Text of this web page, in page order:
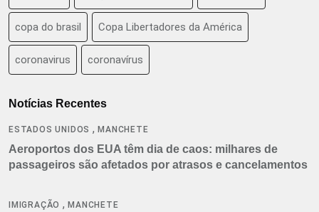
copa do brasil Copa Libertadores da América
coronavirus coronavírus
Notícias Recentes
ESTADOS UNIDOS ,MANCHETE
Aeroportos dos EUA têm dia de caos: milhares de
passageiros são afetados por atrasos e cancelamentos
IMIGRAÇÃO ,MANCHETE